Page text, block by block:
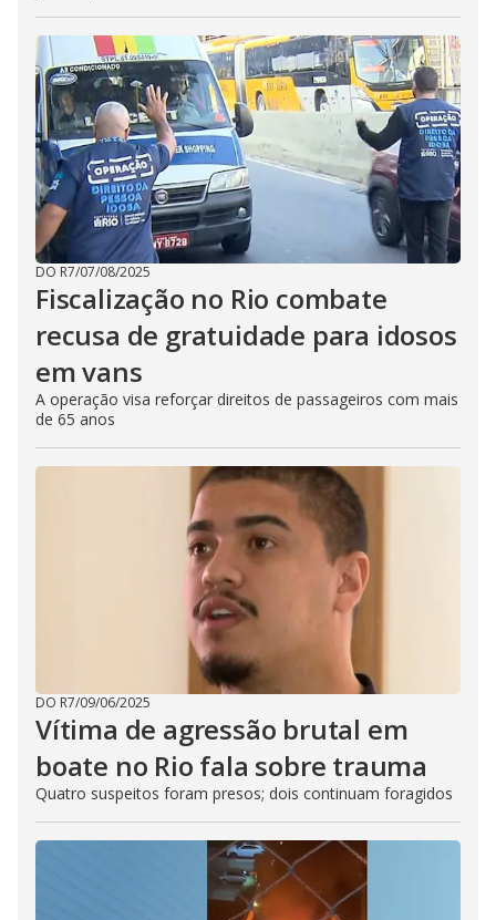
DO R7/07/08/2025
Fiscalização no Rio combate
recusa de gratuidade para idosos
em vans
A operação visa reforçar direitos de passageiros com mais
de 65 anos
DO R7/09/06/2025
Vítima de agressão brutal em
boate no Rio fala sobre trauma
Quatro suspeitos foram presos; dois continuam foragidos